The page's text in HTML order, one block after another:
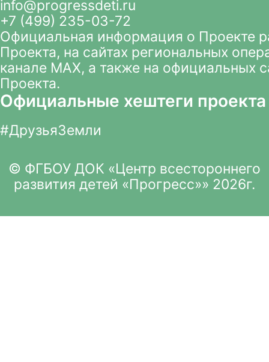
info@progressdeti.ru
+7 (499) 235-03-72
Официальная информация о Проекте
Проекта, на сайтах региональных
канале MAX, а также на официальных
Проекта.
Официальные хештеги проекта
#ДрузьяЗемли
© ФГБОУ ДОК «Центр всестороннего
развития детей «Прогресс»» 2026г.